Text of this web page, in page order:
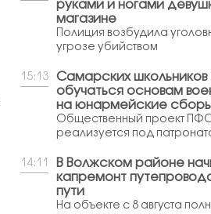
руками и ногами
магазине
Полиция возбудила
угрозе убийством
15:13
Самарских школьников
обучаться основам
на юнармейские
Общественный проект ПФО
реализуется под
14:11
В Волжском районе
капремонт
пути
На объекте с 8 августа